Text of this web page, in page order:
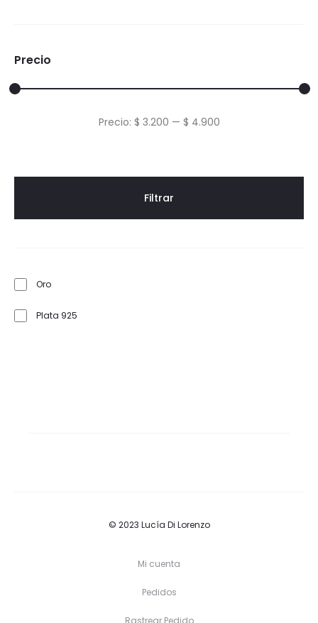
Precio
Precio
Precio
Filtrar
Precio: $ 3.200 — $ 4.900
Oro
Plata 925
© 2023 Lucía Di Lorenzo
Mi cuenta
Pedidos
Rastrear Pedido